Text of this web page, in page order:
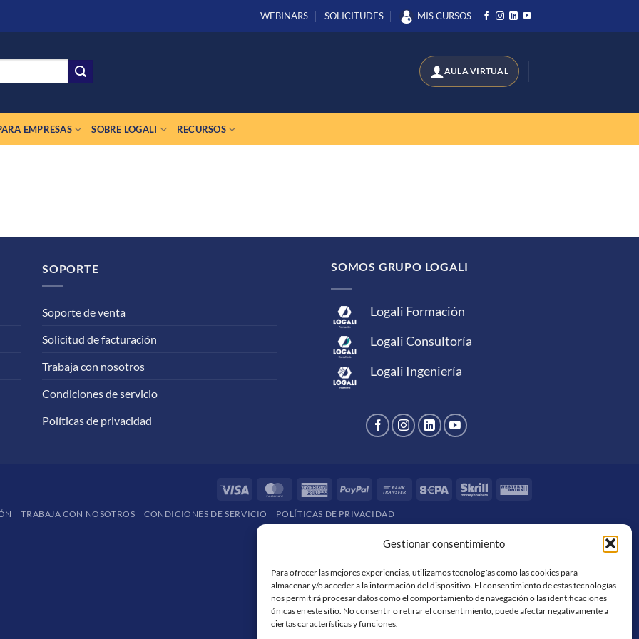
Gestionar consentimiento
Para ofrecer las mejores experiencias, utilizamos tecnologías como las cookies para
almacenar y/o acceder a la información del dispositivo. El consentimiento de estas tecnologías
nos permitirá procesar datos como el comportamiento de navegación o las identificaciones
únicas en este sitio. No consentir o retirar el consentimiento, puede afectar negativamente a
ciertas características y funciones.
WEBINARS SOLICITUDES MIS CURSOS
EMPRESAS SOBRE LOGALI RECURSOS
SOPORTE
Soporte de venta
Solicitud de facturación
Trabaja con nosotros
Condiciones de servicio
Políticas de privacidad
SOMOS GRUPO LOGALI
Logali Formación
Logali Consultoría
Logali Ingeniería
Visa MasterCardAmericanPayPal
Bank
Sepa Skrill
Western
TRABAJA CON NOSOTROS CONDICIONES DE SERVICIO POLÍTICAS DE PRIVACIDAD